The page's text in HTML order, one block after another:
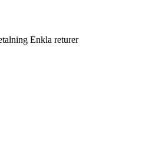
Enkla returer